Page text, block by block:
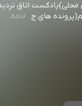
اتاق
های ج
ادامه...